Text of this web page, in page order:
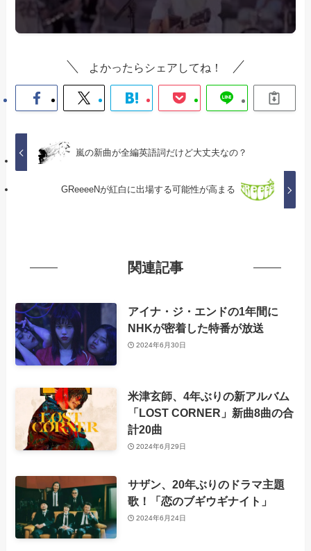
よかったらシェアしてね！
嵐の新曲が全編英語詞だけど大丈夫なの？
GReeeeNが紅白に出場する可能性が高まる
関連記事
アイナ・ジ・エンドの1年間に
NHKが密着した特番が放送
2024年6月30日
米津玄師、4年ぶりの新アルバム
「LOST CORNER」新曲8曲の合
計20曲
2024年6月29日
サザン、20年ぶりのドラマ主題
歌！「恋のブギウギナイト」
2024年6月24日